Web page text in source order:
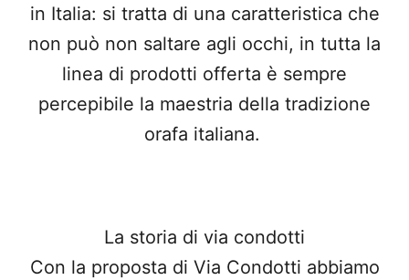
in Italia: si tratta di una caratteristica che
non può non saltare agli occhi, in tutta la
linea di prodotti offerta è sempre
percepibile la maestria della tradizione
orafa italiana.
La storia di via condotti
Con la proposta di Via Condotti abbiamo